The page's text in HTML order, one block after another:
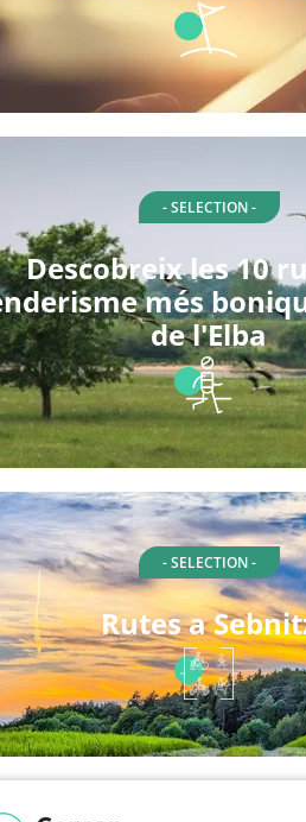
- SELECTION -
Descobreix les 10
més
de l'Elba
- SELECTION -
Rutes a